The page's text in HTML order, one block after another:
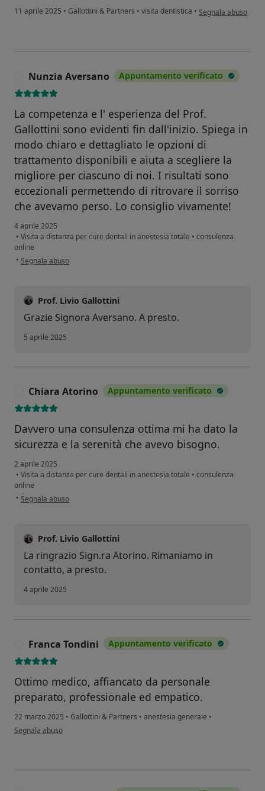
11 aprile 2025 • Gallottini & Partners • visita dentistica • secondo l'opinione
Segnala abuso
Nunzia Aversano Appuntamento verificato
La competenza e l' esperienza del Prof.
Gallottini sono evidenti fin dall'inizio. Spiega in
modo chiaro e dettagliato le opzioni di
trattamento disponibili e aiuta a scegliere la
migliore per ciascuno di noi. I risultati sono
eccezionali permettendo di ritrovare il sorriso
che avevamo perso. Lo consiglio vivamente!
4 aprile 2025
• Visita a distanza per cure dentali in anestesia totale • consulenza
online
• secondo l'opinione dell'utente Nunzia Aversano
Segnala abuso
Prof. Livio Gallottini
Grazie Signora Aversano. A presto.
5 aprile 2025
Chiara Atorino Appuntamento verificato
Davvero una consulenza ottima mi ha dato la
sicurezza e la serenità che avevo bisogno.
2 aprile 2025
• Visita a distanza per cure dentali in anestesia totale • consulenza
online
• secondo l'opinione dell'utente Chiara Atorino
Segnala abuso
Prof. Livio Gallottini
La ringrazio Sign.ra Atorino. Rimaniamo in
contatto, a presto.
4 aprile 2025
Franca Tondini Appuntamento verificato
Ottimo medico, affiancato da personale
preparato, professionale ed empatico.
22 marzo 2025 • Gallottini & Partners • anestesia generale •
secondo l'opinione dell'utente Franca Tondini
Segnala abuso